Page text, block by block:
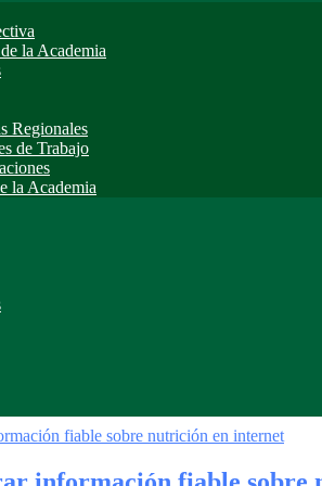
la Academia
Regionales
de Trabajo
la Academia